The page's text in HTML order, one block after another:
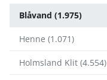
Blåvand (1.975)
Henne (1.071)
Holmsland Klit (4.554)